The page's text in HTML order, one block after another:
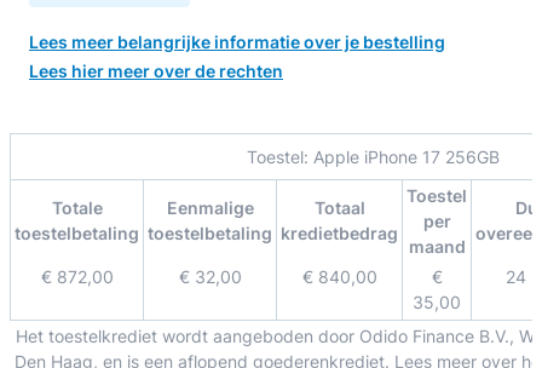
Lees meer belangrijke informatie over je bestelling
Lees hier meer over de rechten
Toestel: Apple iPhone 17 256GB
Totale
toestelbetaling
Eenmalige
toestelbetaling
Totaal
kredietbedrag
Toestel
per
maand
€ 872,00 € 32,00 € 840,00
€
35,00
24
Het toestelkrediet wordt aangeboden door Odido Finance B.V.,
Den Haag, en is een aflopend goederenkrediet. Lees meer over